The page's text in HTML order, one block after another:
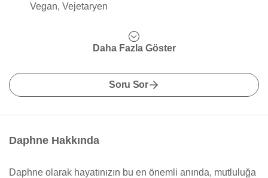
Vegan, Vejetaryen
Daha Fazla Göster
Soru Sor
Daphne Hakkında
Daphne olarak hayatınızın bu en önemli anında, mutluluğa